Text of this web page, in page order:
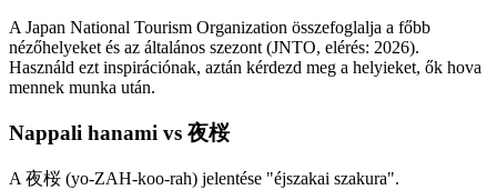
A Japan National Tourism Organization összefoglalja a főbb
nézőhelyeket és az általános szezont (JNTO, elérés: 2026).
Használd ezt inspirációnak, aztán kérdezd meg a helyieket, ők hova
mennek munka után.
Nappali hanami vs 夜桜
A 夜桜 (yo-ZAH-koo-rah) jelentése "éjszakai szakura".